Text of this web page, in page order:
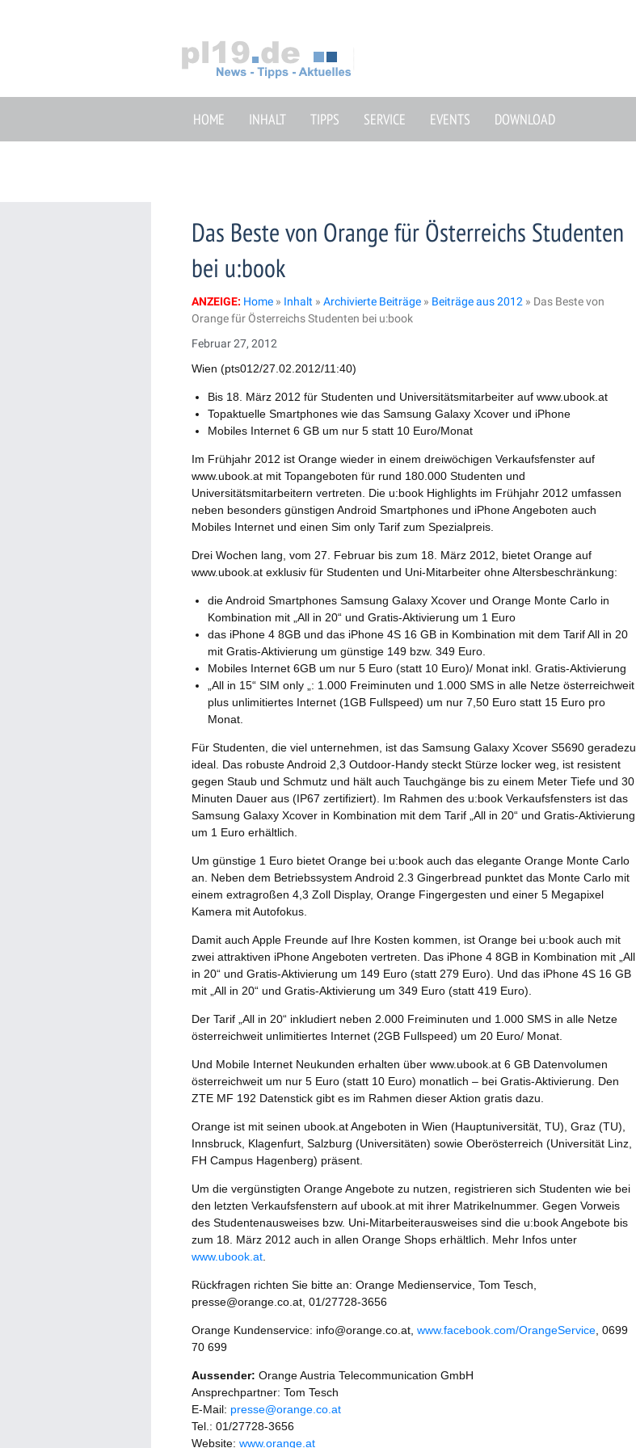
HOME INHALT TIPPS SERVICE EVENTS DOWNLOAD
Das Beste von Orange für Österreichs Studenten
bei u:book
ANZEIGE: Home » Inhalt » Archivierte Beiträge » Beiträge aus 2012 » Das Beste von
Orange für Österreichs Studenten bei u:book
Februar 27, 2012
Wien (pts012/27.02.2012/11:40)
Bis 18. März 2012 für Studenten und Universitätsmitarbeiter auf www.ubook.at
Topaktuelle Smartphones wie das Samsung Galaxy Xcover und iPhone
Mobiles Internet 6 GB um nur 5 statt 10 Euro/Monat
Im Frühjahr 2012 ist Orange wieder in einem dreiwöchigen Verkaufsfenster auf
www.ubook.at mit Topangeboten für rund 180.000 Studenten und
Universitätsmitarbeitern vertreten. Die u:book Highlights im Frühjahr 2012 umfassen
neben besonders günstigen Android Smartphones und iPhone Angeboten auch
Mobiles Internet und einen Sim only Tarif zum Spezialpreis.
Drei Wochen lang, vom 27. Februar bis zum 18. März 2012, bietet Orange auf
www.ubook.at exklusiv für Studenten und Uni-Mitarbeiter ohne Altersbeschränkung:
die Android Smartphones Samsung Galaxy Xcover und Orange Monte Carlo in
Kombination mit „All in 20“ und Gratis-Aktivierung um 1 Euro
das iPhone 4 8GB und das iPhone 4S 16 GB in Kombination mit dem Tarif All in 20
mit Gratis-Aktivierung um günstige 149 bzw. 349 Euro.
Mobiles Internet 6GB um nur 5 Euro (statt 10 Euro)/ Monat inkl. Gratis-Aktivierung
„All in 15“ SIM only „: 1.000 Freiminuten und 1.000 SMS in alle Netze österreichweit
plus unlimitiertes Internet (1GB Fullspeed) um nur 7,50 Euro statt 15 Euro pro
Monat.
Für Studenten, die viel unternehmen, ist das Samsung Galaxy Xcover S5690 geradezu
ideal. Das robuste Android 2,3 Outdoor-Handy steckt Stürze locker weg, ist resistent
gegen Staub und Schmutz und hält auch Tauchgänge bis zu einem Meter Tiefe und 30
Minuten Dauer aus (IP67 zertifiziert). Im Rahmen des u:book Verkaufsfensters ist das
Samsung Galaxy Xcover in Kombination mit dem Tarif „All in 20“ und Gratis-Aktivierung
um 1 Euro erhältlich.
Um günstige 1 Euro bietet Orange bei u:book auch das elegante Orange Monte Carlo
an. Neben dem Betriebssystem Android 2.3 Gingerbread punktet das Monte Carlo mit
einem extragroßen 4,3 Zoll Display, Orange Fingergesten und einer 5 Megapixel
Kamera mit Autofokus.
Damit auch Apple Freunde auf Ihre Kosten kommen, ist Orange bei u:book auch mit
zwei attraktiven iPhone Angeboten vertreten. Das iPhone 4 8GB in Kombination mit „All
in 20“ und Gratis-Aktivierung um 149 Euro (statt 279 Euro). Und das iPhone 4S 16 GB
mit „All in 20“ und Gratis-Aktivierung um 349 Euro (statt 419 Euro).
Der Tarif „All in 20“ inkludiert neben 2.000 Freiminuten und 1.000 SMS in alle Netze
österreichweit unlimitiertes Internet (2GB Fullspeed) um 20 Euro/ Monat.
Und Mobile Internet Neukunden erhalten über www.ubook.at 6 GB Datenvolumen
österreichweit um nur 5 Euro (statt 10 Euro) monatlich – bei Gratis-Aktivierung. Den
ZTE MF 192 Datenstick gibt es im Rahmen dieser Aktion gratis dazu.
Orange ist mit seinen ubook.at Angeboten in Wien (Hauptuniversität, TU), Graz (TU),
Innsbruck, Klagenfurt, Salzburg (Universitäten) sowie Oberösterreich (Universität Linz,
FH Campus Hagenberg) präsent.
Um die vergünstigten Orange Angebote zu nutzen, registrieren sich Studenten wie bei
den letzten Verkaufsfenstern auf ubook.at mit ihrer Matrikelnummer. Gegen Vorweis
des Studentenausweises bzw. Uni-Mitarbeiterausweises sind die u:book Angebote bis
zum 18. März 2012 auch in allen Orange Shops erhältlich. Mehr Infos unter
www.ubook.at
Rückfragen richten Sie bitte an: Orange Medienservice, Tom Tesch,
presse@orange.co.at, 01/27728-3656
Orange Kundenservice: info@orange.co.at, www.facebook.com/OrangeService , 0699
70 699
Aussender: Orange Austria Telecommunication GmbH
Ansprechpartner: Tom Tesch
E-Mail: presse@orange.co.at
Tel.: 01/27728-3656
Website: www.orange.at